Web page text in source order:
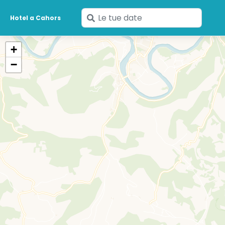
Hotel a Cahors
Inserisci
le
tue
date
+
−